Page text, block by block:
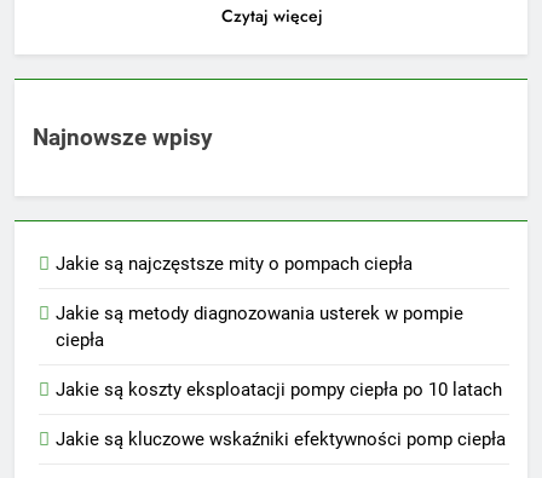
Czytaj więcej
Najnowsze wpisy
Jakie są najczęstsze mity o pompach ciepła
Jakie są metody diagnozowania usterek w pompie
ciepła
Jakie są koszty eksploatacji pompy ciepła po 10 latach
Jakie są kluczowe wskaźniki efektywności pomp ciepła